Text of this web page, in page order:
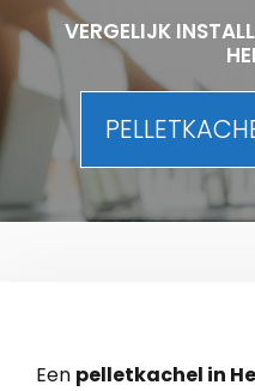
VERGELIJK
Een pelletkachel in